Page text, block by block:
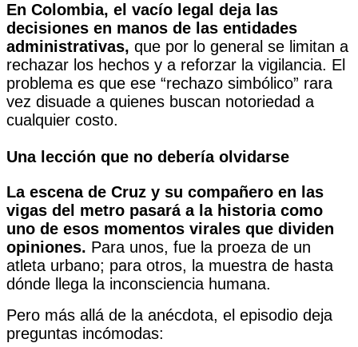
En Colombia, el vacío legal deja las
decisiones en manos de las entidades
administrativas, que por lo general se limitan a
rechazar los hechos y a reforzar la vigilancia. El
problema es que ese “rechazo simbólico” rara
vez disuade a quienes buscan notoriedad a
cualquier costo.
Una lección que no debería olvidarse
La escena de Cruz y su compañero en las
vigas del metro pasará a la historia como
uno de esos momentos virales que dividen
opiniones. Para unos, fue la proeza de un
atleta urbano; para otros, la muestra de hasta
dónde llega la inconsciencia humana.
Pero más allá de la anécdota, el episodio deja
preguntas incómodas: